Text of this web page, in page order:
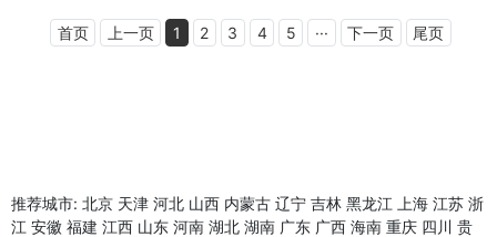
首页 上一页 1 2 3 4 5 ··· 下一页 尾页
推荐城市: 北京 天津 河北 山西 内蒙古 辽宁 吉林 黑龙江 上海 江苏 浙
江 安徽 福建 江西 山东 河南 湖北 湖南 广东 广西 海南 重庆 四川 贵